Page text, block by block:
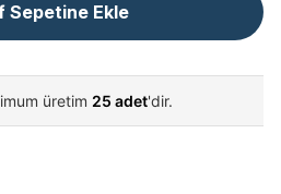
Sepetine Ekle
üretim 25 adet'dir.